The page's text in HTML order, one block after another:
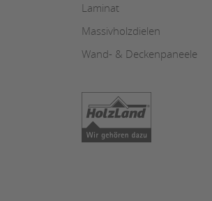
Laminat
Massivholzdielen
Wand- & Deckenpaneele